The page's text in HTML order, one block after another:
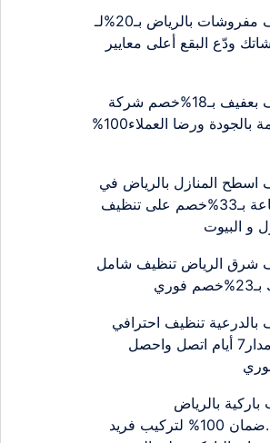
شركة تنظيف مفروشات بالرياض بـ20%لـ
ودّع البقع أعلى معايير
شركة تنظيف بعفيف بـ18%خصم شركة
تنظيف ملتزمة بالجودة ورضا العملاء100%
اسطح المنازل بالرياض في
خدمتك24ساعة بـ33%خصم على تنظيف
و البيوت
شرق الرياض تنظيف شامل
تنظيف احترافي
100% على مدار7 أيام اتصل واحصل
بالرياض
بـ34%خصم..ضمان 100% لتركيب فريد